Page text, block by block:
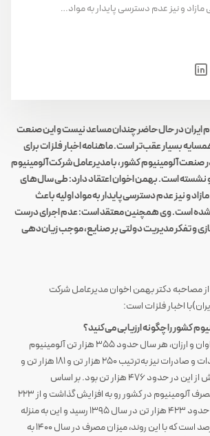
مازاد و نیز عدم دسترسی پایدار به مواد…
در حال حاضر چندان مساعد نیست و این صنعت
بسیار عقب‌تر است. ماهنامه اخبار فلزات برای
آلومینیوم کشور، با مدیرعامل شرکت آلومینیوم
نشسته است. بهمن اخوان اعتقاد دارد: طی سال‌های
و نیز عدم دسترسی پایدار به مواد اولیه باعث
است. وی همچنین معتقد است: عدم اجرای درست
تفکر مدیریت دولتی بر صنایع، موجب زیان‌دهی
مصاحبه دکتر بهمن اخوان مدیرعامل شرکت
اخبار فلزات است:
کشور را چگونه ارزیابی می‌کنید؟
ایران با دارا بودن انرژی فراوان و ارزان، هر سال حدود ۳۵۵ هزار تن آلومینیوم
تولید می‌کند و میزان واردات و صادرات نیز به‌ترتیب ۲۵۰ هزار تن و ۱۸۱ هزار تن و
نهایتاً میزان مصرف تا پیش از این در حدود ۴۷۶ هزار تن بود. بر اساس
بررسی‌های انجام شده، مصرف آلومینیوم در کشور رو به افزایش گذاشت و از ۲۲۳
هزار تن در سال ۱۳۸۵ به حدود ۴۲۳ هزار تن در سال ۱۳۹۵ رسید و این به منزله
رشد متوسط سالیانه ۹ درصد است که با این روند، میزان مصرف در سال ۱۴۰۰ به